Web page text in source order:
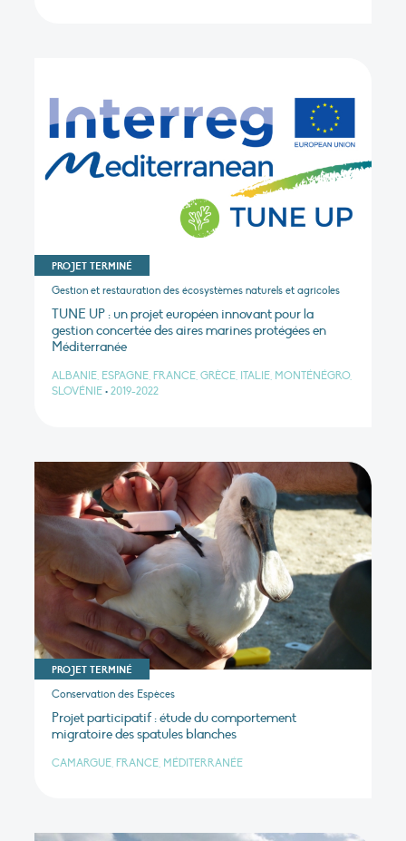
PROJET TERMINÉ
Gestion et restauration des écosystèmes naturels et agricoles
TUNE UP : un projet européen innovant pour la
gestion concertée des aires marines protégées en
Méditerranée
ALBANIE, ESPAGNE, FRANCE, GRÈCE, ITALIE, MONTÉNÉGRO,
SLOVÉNIE • 2019-2022
PROJET TERMINÉ
Conservation des Espèces
Projet participatif : étude du comportement
migratoire des spatules blanches
CAMARGUE, FRANCE, MÉDITERRANÉE